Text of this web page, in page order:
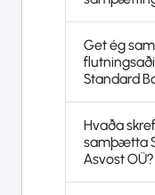
Get ég
Standard
Hvaða
samþætta
Asvost OÜ?